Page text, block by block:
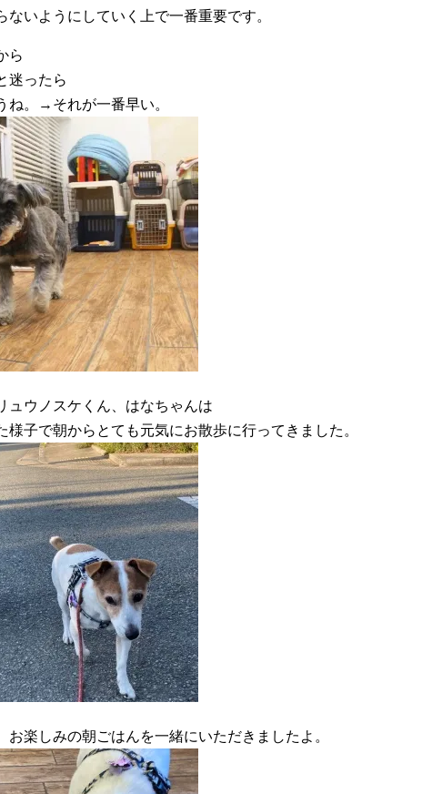
ないようにしていく上で一番重要です。
ら
迷ったら
ね。→それが一番早い。
ュウノスケくん、はなちゃんは
様子で朝からとても元気にお散歩に行ってきました。
お楽しみの朝ごはんを一緒にいただきましたよ。